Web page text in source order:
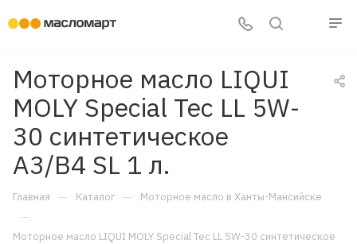
Моторное масло LIQUI
MOLY Special Tec LL 5W-
30 синтетическое
A3/B4 SL 1 л.
Главная — Каталог — Моторное масло в Ханты-Мансийске
—
Моторное масло LIQUI MOLY Special Tec LL 5W-30 синтетическое